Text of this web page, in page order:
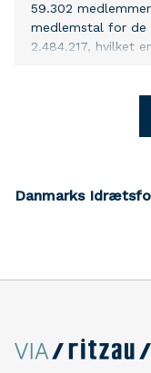
59.302
medlemstal for de
2.484.217, hvilket
Danmarks